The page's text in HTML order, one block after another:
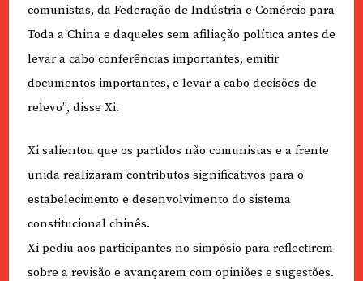
comunistas, da Federação de Indústria e Comércio para
Toda a China e daqueles sem afiliação política antes de
levar a cabo conferências importantes, emitir
documentos importantes, e levar a cabo decisões de
relevo”, disse Xi.
Xi salientou que os partidos não comunistas e a frente
unida realizaram contributos significativos para o
estabelecimento e desenvolvimento do sistema
constitucional chinês.
Xi pediu aos participantes no simpósio para reflectirem
sobre a revisão e avançarem com opiniões e sugestões.